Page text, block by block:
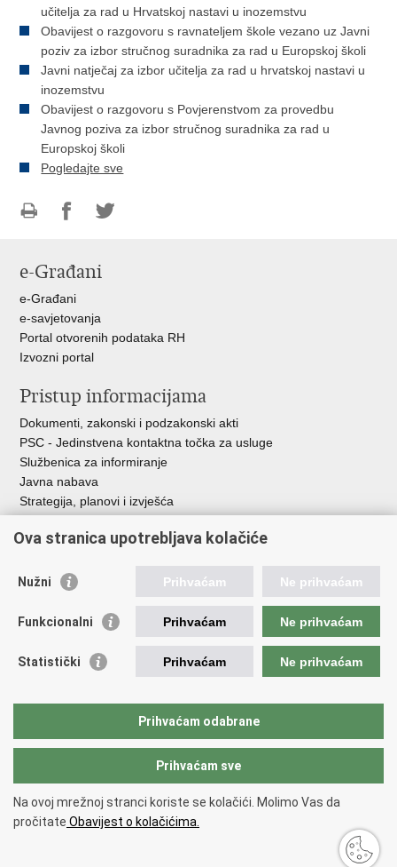
učitelja za rad u Hrvatskoj nastavi u inozemstvu
Obavijest o razgovoru s ravnateljem škole vezano uz Javni
poziv za izbor stručnog suradnika za rad u Europskoj školi
Javni natječaj za izbor učitelja za rad u hrvatskoj nastavi u
inozemstvu
Obavijest o razgovoru s Povjerenstvom za provedbu
Javnog poziva za izbor stručnog suradnika za rad u
Europskoj školi
Pogledajte sve
FacebookuTwitteru
e-Građani
e-Građani
e-savjetovanja
Portal otvorenih podataka RH
Izvozni portal
Pristup informacijama
Dokumenti, zakonski i podzakonski akti
PSC - Jedinstvena kontaktna točka za usluge
Službenica za informiranje
Javna nabava
Strategija, planovi i izvješća
Korisne poveznice
Vlada RH
ASOO
CARNET
Copyright © 2026 Ministarstvo znanosti, obrazovanja i mladih.
korištenjaIzjava o pristupačnosti
Ova stranica upotrebljava kolačiće
Nužni Prihvaćam Ne prihvaćam
Funkcionalni Prihvaćam Ne prihvaćam
Statistički Prihvaćam Ne prihvaćam
Prihvaćam odabrane
Prihvaćam sve
Na ovoj mrežnoj stranci koriste se kolačići. Molimo Vas da
pročitate Obavijest o kolačićima.